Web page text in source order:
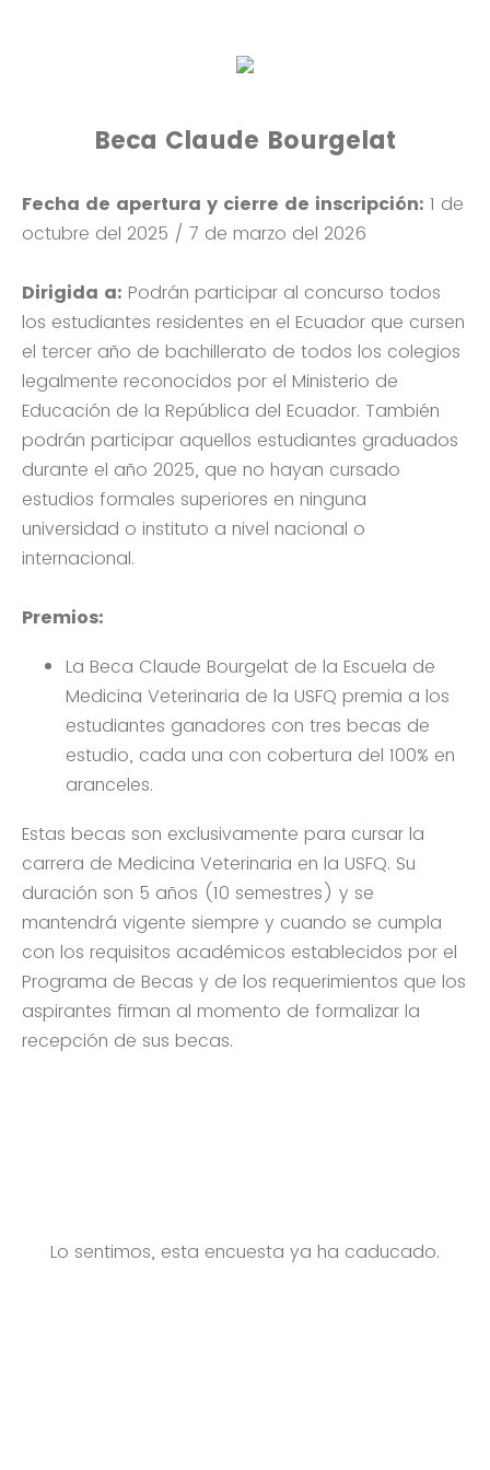
Beca Claude Bourgelat
Fecha de apertura y cierre de inscripción: 1 de
octubre del 2025 / 7 de marzo del 2026
Dirigida a: Podrán participar al concurso todos
los estudiantes residentes en el Ecuador que cursen
el tercer año de bachillerato de todos los colegios
legalmente reconocidos por el Ministerio de
Educación de la República del Ecuador. También
podrán participar aquellos estudiantes graduados
durante el año 2025, que no hayan cursado
estudios formales superiores en ninguna
universidad o instituto a nivel nacional o
internacional.
Premios:
La Beca Claude Bourgelat de la Escuela de
Medicina Veterinaria de la USFQ premia a los
estudiantes ganadores con tres becas de
estudio, cada una con cobertura del 100% en
aranceles.
Estas becas son exclusivamente para cursar la
carrera de Medicina Veterinaria en la USFQ. Su
duración son 5 años (10 semestres) y se
mantendrá vigente siempre y cuando se cumpla
con los requisitos académicos establecidos por el
Programa de Becas y de los requerimientos que los
aspirantes firman al momento de formalizar la
recepción de sus becas.
Lo sentimos, esta encuesta ya ha caducado.